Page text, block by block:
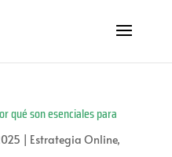
qué son esenciales para
| Estrategia Online,